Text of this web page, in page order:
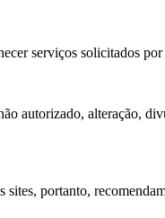
serviços solicitados
autorizado, alteração,
portanto,